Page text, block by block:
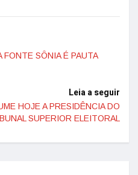
FONTE SÔNIA É PAUTA
Leia a seguir
HOJE A PRESIDÊNCIA DO
SUPERIOR ELEITORAL